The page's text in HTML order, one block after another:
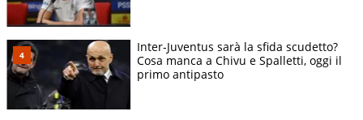
Inter-Juventus sarà la sfida scudetto?
Cosa manca a Chivu e Spalletti, oggi il
primo antipasto